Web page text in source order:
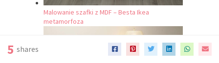
Malowanie szafki z MDF – Besta Ikea
metamorfoza
5 shares